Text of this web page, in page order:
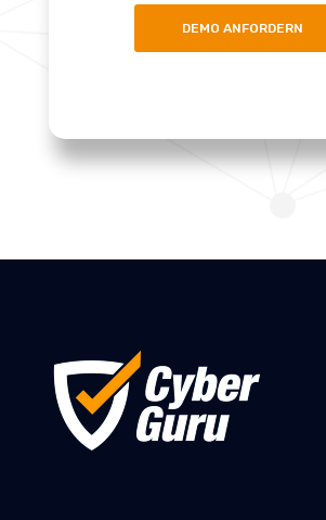
DEMO ANFORDERN